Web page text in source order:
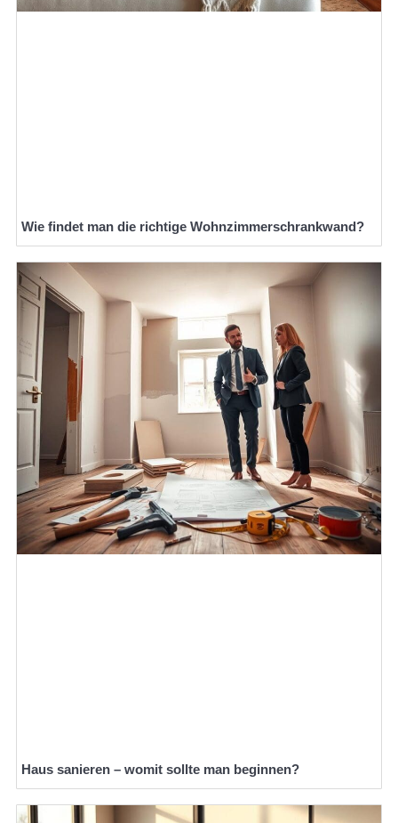
Wie findet man die richtige Wohnzimmerschrankwand?
Haus sanieren – womit sollte man beginnen?